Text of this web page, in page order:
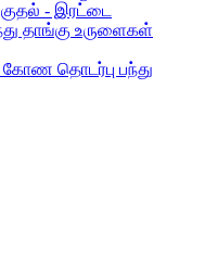
கோண தொடர்பு பந்து